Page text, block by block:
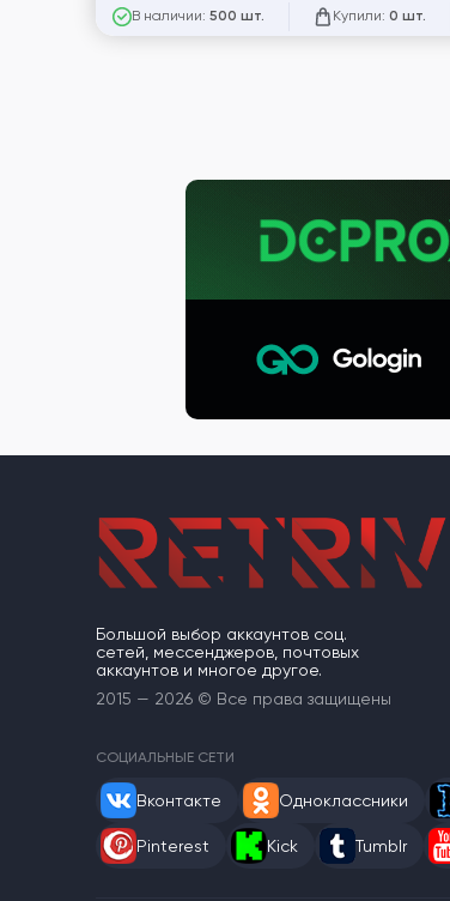
В наличии: 500 шт. Купили: 0 шт.
Большой выбор аккаунтов соц.
сетей, мессенджеров, почтовых
аккаунтов и многое другое.
2015 — 2026 © Все права защищены
СОЦИАЛЬНЫЕ СЕТИ
Вконтакте Одноклассники
Pinterest Kick Tumblr